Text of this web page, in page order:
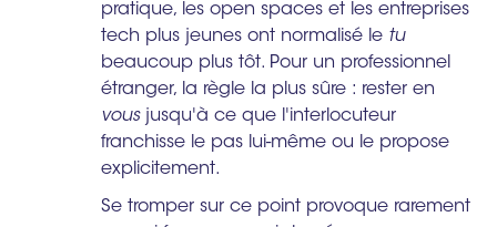
pratique, les open spaces et les entreprises
tech plus jeunes ont normalisé le tu
beaucoup plus tôt. Pour un professionnel
étranger, la règle la plus sûre : rester en
vousjusqu'à ce que l'interlocuteur
franchisse le pas lui-même ou le propose
explicitement.
Se tromper sur ce point provoque rarement